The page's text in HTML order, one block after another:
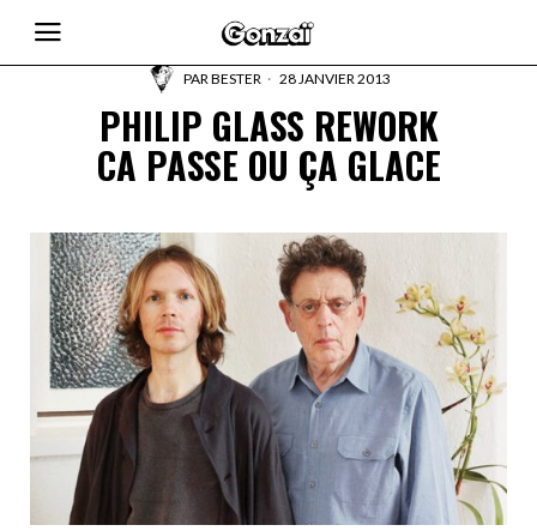
PARBESTER 28 JANVIER 2013
PHILIP GLASS REWORK
CA PASSE OU ÇA GLACE